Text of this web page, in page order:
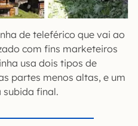
de teleférico que vai ao
com fins marketeiros
usa dois tipos de
partes menos altas, e um
subida final.